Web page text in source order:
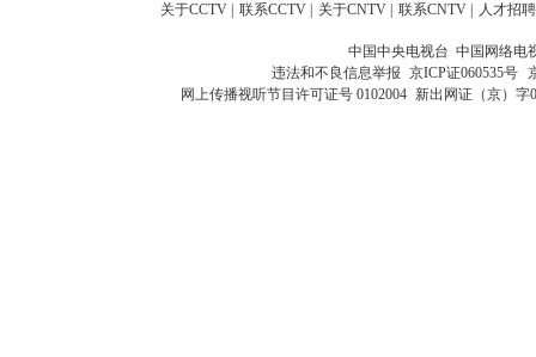
关于CCTV 联系CCTV 关于CNTV 联系CNTV 人才招聘
中国中央电视台 中国网络电
违法和不良信息举报 京ICP证060535号
网上传播视听节目许可证号 0102004 新出网证（京）